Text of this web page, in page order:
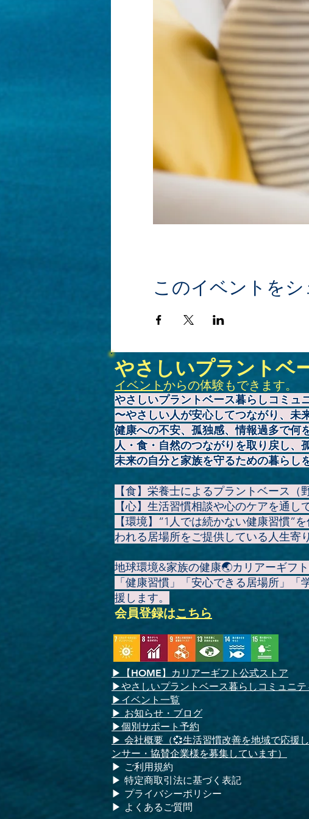
このイベントをシ
やさしいプラントベ
イベント からの体験もできます。
やさしいプラントベース暮らしコミュ
〜やさしい人が安心してつながり、未
健康への不安、孤独感、情報過多で何
人・食・自然のつながりを取り戻し、
未来の自分と家族を守るための暮らし
【食】栄養士によるプラントベース（
【心】生活習慣相談や心のケアを通して
【環境】“1人では続かない健康習慣”
われる居場所をご提供している人生寄
地球環境&家族の健康🌏️カリアーギフ
「健康習慣」「安心できる居場所」
援します。
会員登録はこちら
▶ 【HOME】
カリアーギフト公式ストア
▶やさしいプラントベース暮らしコミュニテ
▶イベント一覧
​▶ お知らせ・ブログ
▶個別サポート予約
▶ 会社概要（💞生活習慣改善を地域で応援
ンサー・協賛企業様を募集しています）
▶ ご利用規約
​​▶ 特定商取引法に基づく表記
​▶ プライバシーポリシー
▶ よくあるご質問